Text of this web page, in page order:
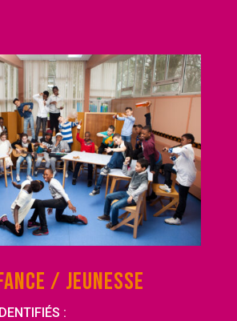
/ JEUNESSE
: